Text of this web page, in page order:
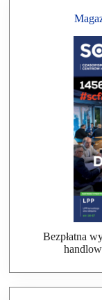
Bezpłatna